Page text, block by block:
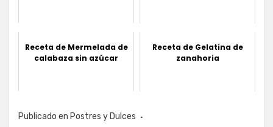
Receta de Mermelada de
calabaza sin azúcar
Receta de Gelatina de
zanahoria
Publicado en Postres y Dulces